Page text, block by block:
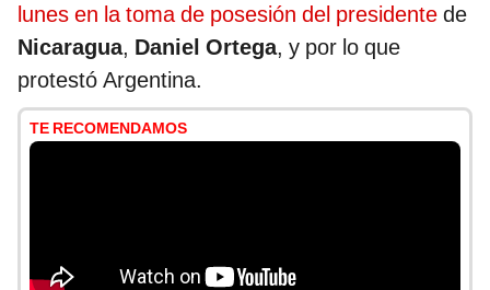
lunes en la toma de posesión del presidente de
Nicaragua, Daniel Ortega, y por lo que
protestó Argentina.
TE RECOMENDAMOS